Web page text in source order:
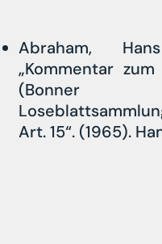
Abraham,
„Kommentar
(Bonner
Art. 15“. (1965).